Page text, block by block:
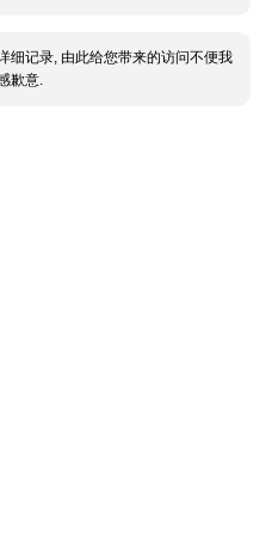
细记录, 由此给您带来的访问不便我
歉意.